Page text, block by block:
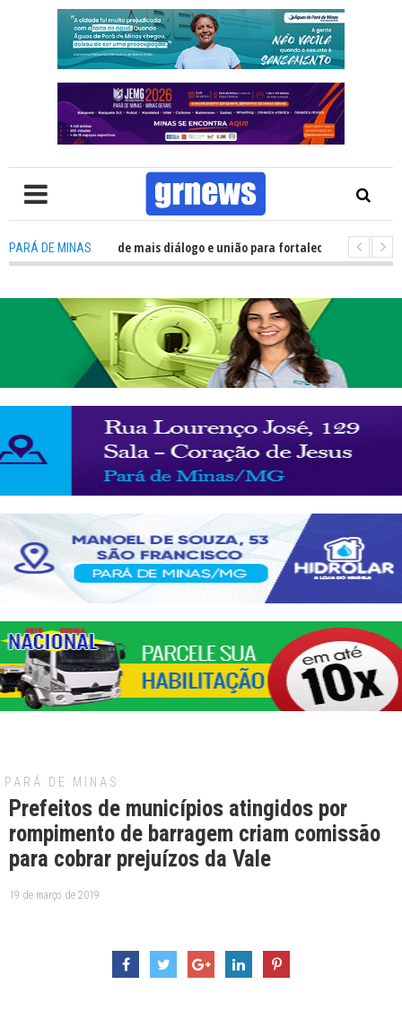
PARÁ DE MINAS
Política precisa de mais diálogo e união para fortalecer Minas e Pará
PARÁ DE MINAS
Prefeitos de municípios atingidos por
rompimento de barragem criam comissão
para cobrar prejuízos da Vale
19 de março de 2019